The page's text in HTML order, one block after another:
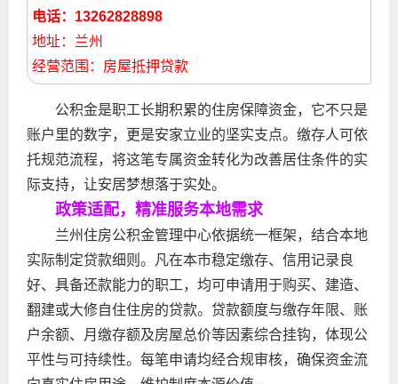
电话：13262828898
地址：兰州
经营范围：房屋抵押贷款
公积金是职工长期积累的住房保障资金，它不只是
账户里的数字，更是安家立业的坚实支点。缴存人可依
托规范流程，将这笔专属资金转化为改善居住条件的实
际支持，让安居梦想落于实处。
政策适配，精准服务本地需求
兰州住房公积金管理中心依据统一框架，结合本地
实际制定贷款细则。凡在本市稳定缴存、信用记录良
好、具备还款能力的职工，均可申请用于购买、建造、
翻建或大修自住住房的贷款。贷款额度与缴存年限、账
户余额、月缴存额及房屋总价等因素综合挂钩，体现公
平性与可持续性。每笔申请均经合规审核，确保资金流